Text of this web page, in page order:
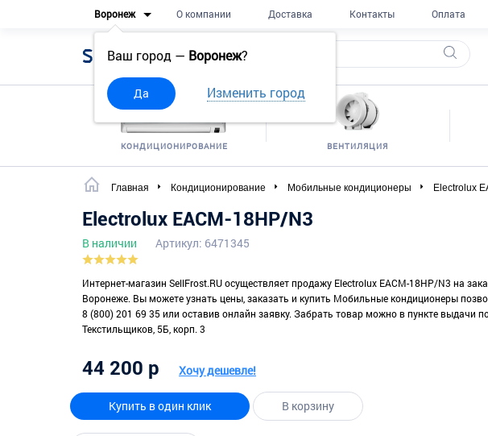
Воронеж
Ваш город — Воронеж?
Да Изменить город
О компании Доставка Контакты Оплата
SellFrost
КОНДИЦИОНИРОВАНИЕ ВЕНТИЛЯЦИЯ
Главная Кондиционирование Мобильные кондиционеры Electrolux
Electrolux EACM-18HP/N3
В наличии Артикул: 6471345
Интернет-магазин SellFrost.RU осуществляет продажу Electrolux EACM-18HP/N3 на
Воронеже. Вы можете узнать цены, заказать и купить Мобильные кондиционеры
8 (800) 201 69 35 или оставив онлайн заявку. Забрать товар можно в пункте выдачи
Текстильщиков, 5Б, корп. 3
44 200 р Хочу дешевле!
Купить в один клик В корзину